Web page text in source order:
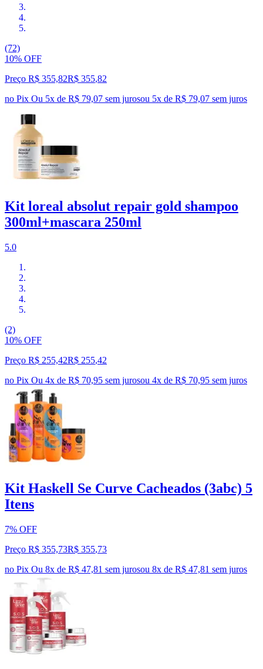
(72)
10% OFF
Preço R$ 355,82R$ 355,82
no Pix Ou 5x de R$ 79,07 sem jurosou 5x de R$ 79,07 sem juros
Kit loreal absolut repair gold shampoo
300ml+mascara 250ml
5.0
(2)
10% OFF
Preço R$ 255,42R$ 255,42
no Pix Ou 4x de R$ 70,95 sem jurosou 4x de R$ 70,95 sem juros
Kit Haskell Se Curve Cacheados (3abc) 5
Itens
7% OFF
Preço R$ 355,73R$ 355,73
no Pix Ou 8x de R$ 47,81 sem jurosou 8x de R$ 47,81 sem juros